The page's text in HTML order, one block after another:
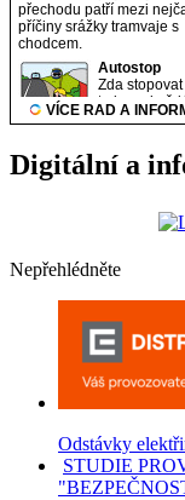
Digitální a
Nepřehlédněte
Odstávky
STUDIE